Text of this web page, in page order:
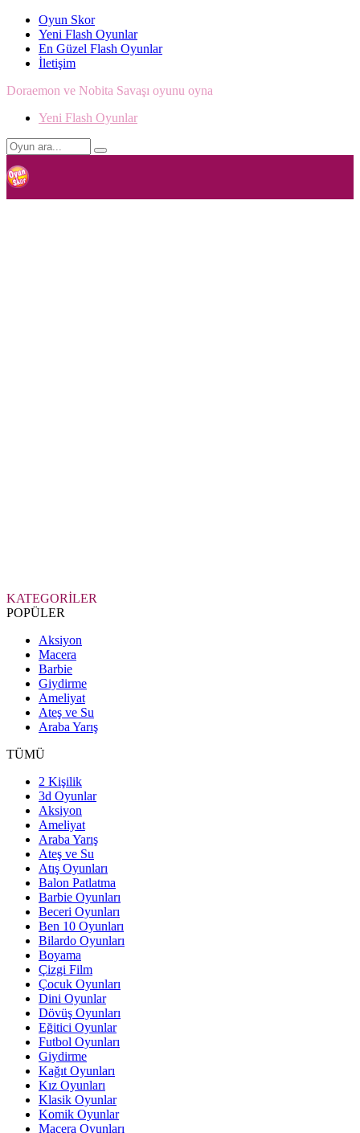
Oyun Skor
Yeni Flash Oyunlar
En Güzel Flash Oyunlar
İletişim
Doraemon ve Nobita Savaşı oyunu oyna
Yeni Flash Oyunlar
KATEGORİLER
POPÜLER
Aksiyon
Macera
Barbie
Giydirme
Ameliyat
Ateş ve Su
Araba Yarış
TÜMÜ
2 Kişilik
3d Oyunlar
Aksiyon
Ameliyat
Araba Yarış
Ateş ve Su
Atış Oyunları
Balon Patlatma
Barbie Oyunları
Beceri Oyunları
Ben 10 Oyunları
Bilardo Oyunları
Boyama
Çizgi Film
Çocuk Oyunları
Dini Oyunlar
Dövüş Oyunları
Eğitici Oyunlar
Futbol Oyunları
Giydirme
Kağıt Oyunları
Kız Oyunları
Klasik Oyunlar
Komik Oyunlar
Macera Oyunları